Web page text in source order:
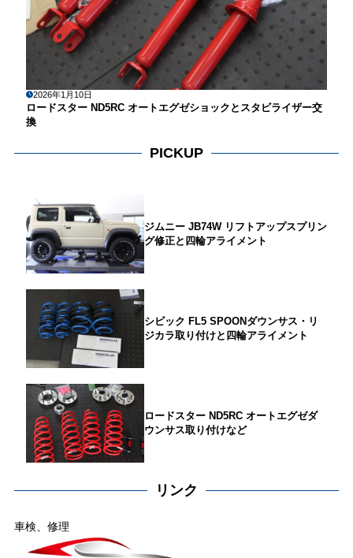
2026年1月10日
ロードスター ND5RC オートエグゼショックとスタビライザー交
換
PICKUP
ジムニー JB74W リフトアップスプリン
グ修正と四輪アライメント
シビック FL5 SPOONダウンサス・リ
ジカラ取り付けと四輪アライメント
ロードスター ND5RC オートエグゼダ
ウンサス取り付けなど
リンク
車検、修理